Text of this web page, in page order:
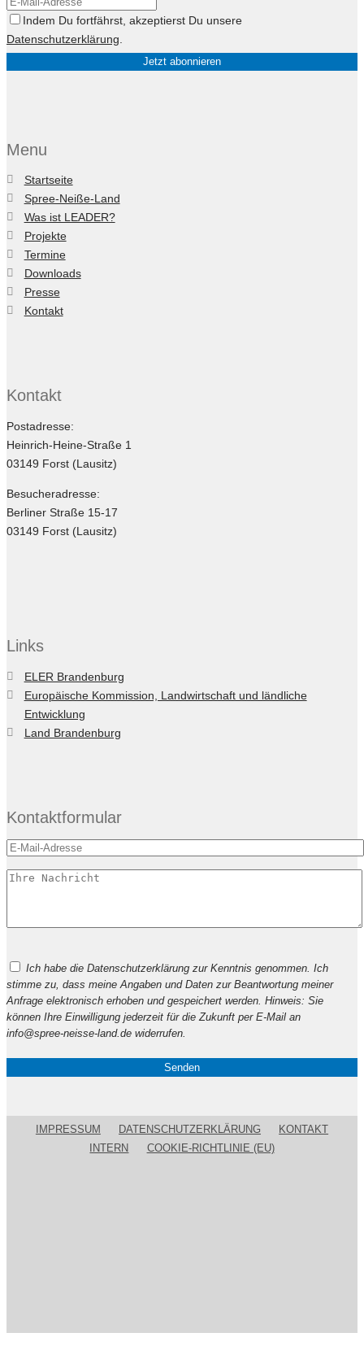
Indem Du fortfährst, akzeptierst Du unsere
Datenschutzerklärung
Menu
Startseite
Spree-Neiße-Land
Was ist LEADER?
Projekte
Termine
Downloads
Presse
Kontakt
Kontakt
Postadresse:
Heinrich-Heine-Straße 1
03149 Forst (Lausitz)
Besucheradresse:
Berliner Straße 15-17
03149 Forst (Lausitz)
Links
ELER Brandenburg
Europäische Kommission, Landwirtschaft und ländliche
Entwicklung
Land Brandenburg
Kontaktformular
lasse
Feld
leer.
Ich habe die Datenschutzerklärung zur Kenntnis genommen. Ich
stimme zu, dass meine Angaben und Daten zur Beantwortung meiner
Anfrage elektronisch erhoben und gespeichert werden. Hinweis: Sie
können Ihre Einwilligung jederzeit für die Zukunft per E-Mail an
info@spree-neisse-land.de widerrufen.
IMPRESSUM DATENSCHUTZERKLÄRUNG
KONTAKT
INTERN
COOKIE-RICHTLINIE (EU)